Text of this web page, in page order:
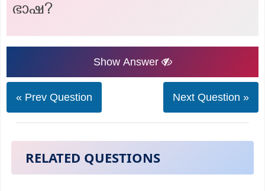
ഭാഷ?
Show Answer
« Prev Question Next Question »
RELATED QUESTIONS